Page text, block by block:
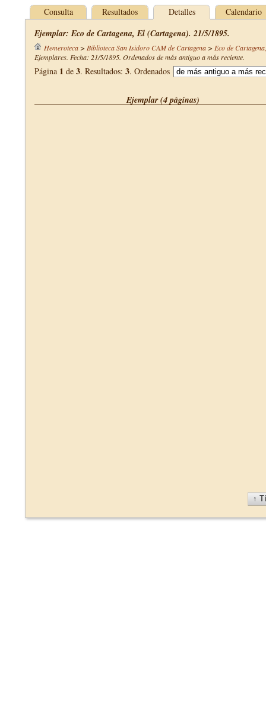
Consulta Resultados Detalles Calendario
Ejemplar: Eco de Cartagena, El (Cartagena). 21/5/1895.
Hemeroteca> Biblioteca San Isidoro CAM de Cartagena> Eco de
Ejemplares. Fecha: 21/5/1895. Ordenados de más antiguo a más reciente.
Página 1 de 3. Resultados: 3. Ordenados
Ejemplar (4 páginas)